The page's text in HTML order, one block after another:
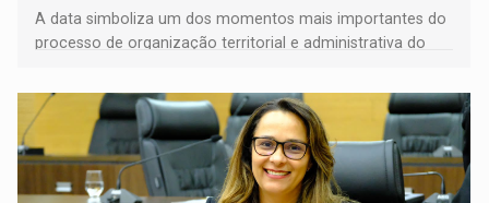
A data simboliza um dos momentos mais importantes do
processo de organização territorial e administrativa do